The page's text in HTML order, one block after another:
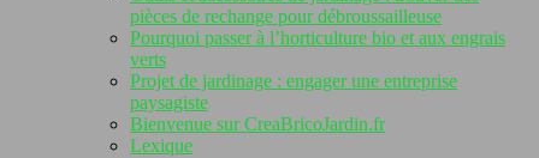
pièces de rechange pour débroussailleuse
Pourquoi passer à l’horticulture bio et aux engrais
verts
Projet de jardinage : engager une entreprise
paysagiste
Bienvenue sur CreaBricoJardin.fr
Lexique